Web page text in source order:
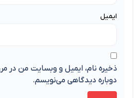
ایمیل
ذخیره نام، ایمیل و وبسایت من در
دوباره دیدگاهی می‌نویسم.